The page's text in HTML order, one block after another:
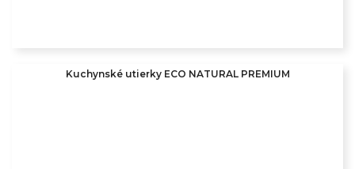
Kuchynské utierky ECO NATURAL PREMIUM